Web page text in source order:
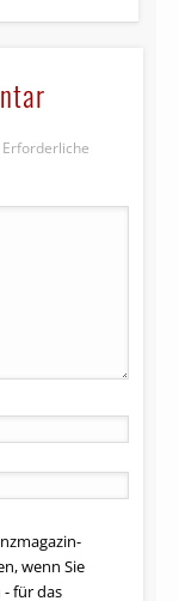
Erforderliche
wenn Sie
für das